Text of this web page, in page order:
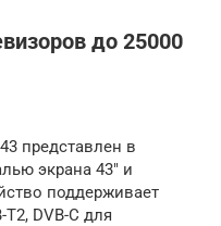
до 25000
представлен в
экрана 43″ и
поддерживает
DVB-C для